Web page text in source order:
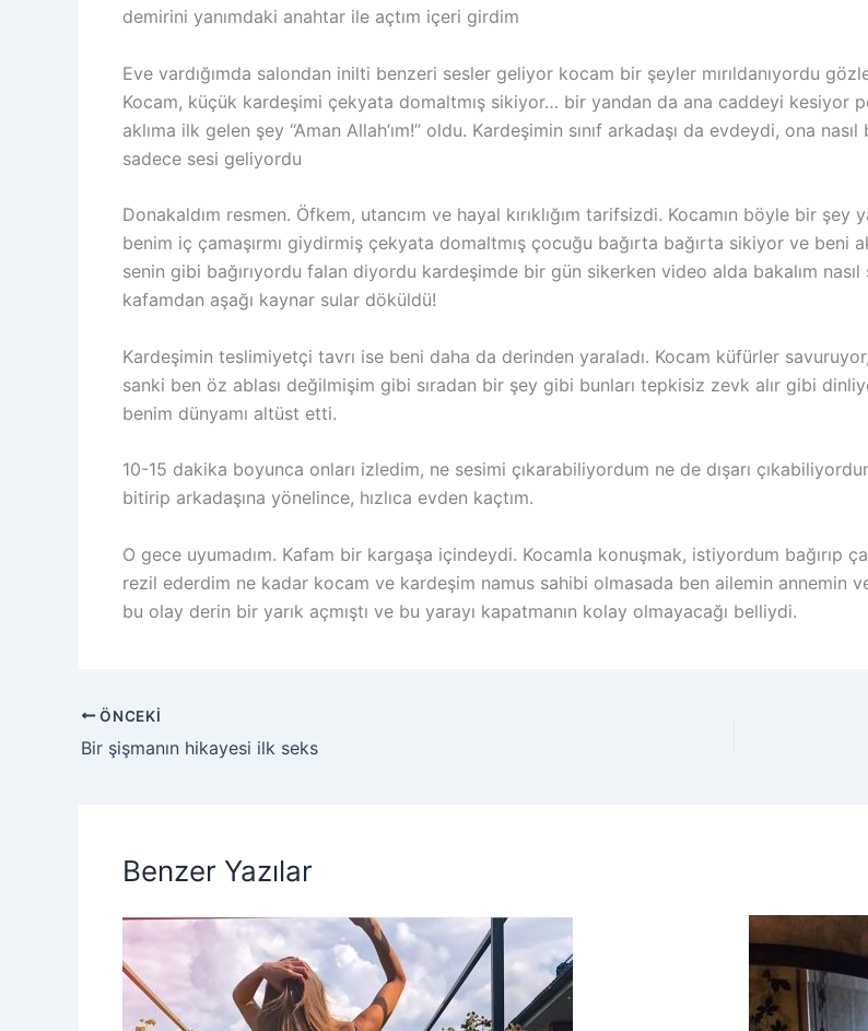
demirini yanımdaki anahtar ile açtım içeri girdim
Eve vardığımda salondan inilti benzeri sesler geliyor kocam bir şeyler mırıldanıyordu
Kocam, küçük kardeşimi çekyata domaltmış sikiyor… bir yandan da ana caddeyi kesiyor
aklıma ilk gelen şey “Aman Allah’ım!” oldu. Kardeşimin sınıf arkadaşı da evdeydi, ona
sadece sesi geliyordu
Donakaldım resmen. Öfkem, utancım ve hayal kırıklığım tarifsizdi. Kocamın böyle bir
benim iç çamaşırmı giydirmiş çekyata domaltmış çocuğu bağırta bağırta sikiyor ve beni
senin gibi bağırıyordu falan diyordu kardeşimde bir gün sikerken video alda bakalım
kafamdan aşağı kaynar sular döküldü!
Kardeşimin teslimiyetçi tavrı ise beni daha da derinden yaraladı. Kocam küfürler
sanki ben öz ablası değilmişim gibi sıradan bir şey gibi bunları tepkisiz zevk alır gibi
benim dünyamı altüst etti.
10-15 dakika boyunca onları izledim, ne sesimi çıkarabiliyordum ne de dışarı
bitirip arkadaşına yönelince, hızlıca evden kaçtım.
O gece uyumadım. Kafam bir kargaşa içindeydi. Kocamla konuşmak, istiyordum bağırıp
rezil ederdim ne kadar kocam ve kardeşim namus sahibi olmasada ben ailemin annemin
bu olay derin bir yarık açmıştı ve bu yarayı kapatmanın kolay olmayacağı belliydi.
ÖNCEKI
Bir şişmanın hikayesi ilk seks
Benzer Yazılar